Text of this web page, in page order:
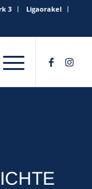
3
Ligaorakel